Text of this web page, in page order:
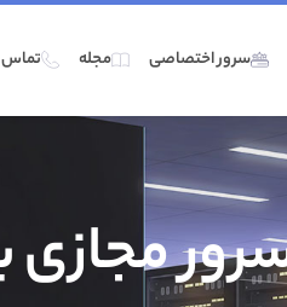
سرور اختصاصی مجله تماس